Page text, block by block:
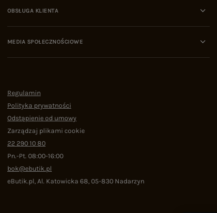
OBSŁUGA KLIENTA
MEDIA SPOŁECZNOŚCIOWE
Regulamin
Polityka prywatności
Odstąpienie od umowy
Zarządzaj plikami cookie
22 290 10 80
Pn.-Pt. 08:00-16:00
bok@ebutik.pl
eButik.pl,Al. Katowicka 68,05-830 Nadarzyn